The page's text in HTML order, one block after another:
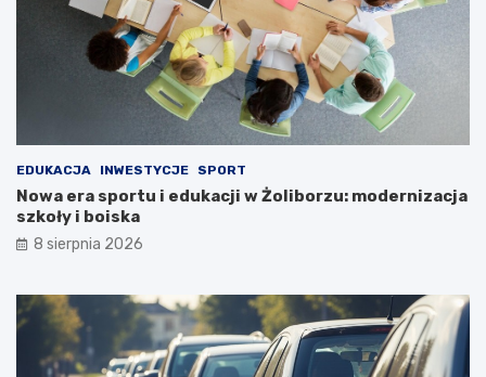
EDUKACJA INWESTYCJE SPORT
Nowa era sportu i edukacji w Żoliborzu: modernizacja
szkoły i boiska
8 sierpnia 2026